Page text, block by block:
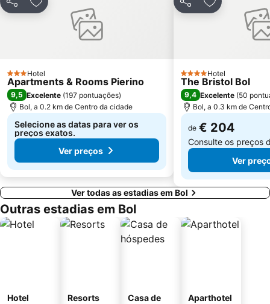
PartilharAdicionar aos favoritos
3 Estrelas
Hotel
Apartments & Rooms Pierino
9,5 Excelente (197 pontuações)
Bol, a 0.2 km de Centro da cidade
Selecione as datas para ver os
preços exatos.
Ver preços
PartilharAdicionar
4 Estrelas
Hotel
The Bristol Bol
9,4 Excelente (50
Bol, a 0.3 km de
de € 204
Consulte os preços
Ver
Ver todas as estadias em Bol
Outras estadias em Bol
Hotel Resorts
Casa de
Aparthotel